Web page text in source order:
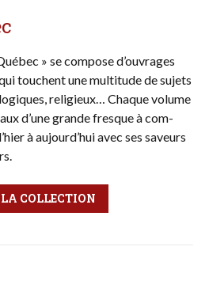
» se compose d’ouvrages
touchent une mul­­­titude de sujets
religieux… Chaque volume
d’une gran­de fresque à com­
à aujourd’hui avec ses saveurs
COLLECTION